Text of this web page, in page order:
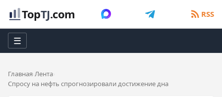
TopTJ.com RSS
☰
Главная Лента
Спросу на нефть спрогнозировали достижение дна